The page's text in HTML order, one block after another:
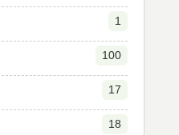
1
100
17
18